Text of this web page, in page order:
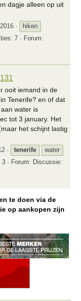
dagje alleen op uit
hiken
7
Forum:
ooit iemand in de
Tenerife? en of dat
water is
tot 3 january. Het
het schijnt lastig
tenerife
water
3 Forum: Discussie:
te doen via de
op aankopen zijn